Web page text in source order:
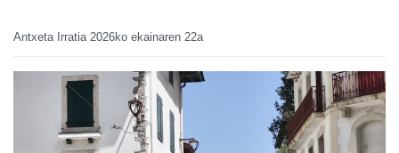
Antxeta Irratia 2026ko ekainaren 22a